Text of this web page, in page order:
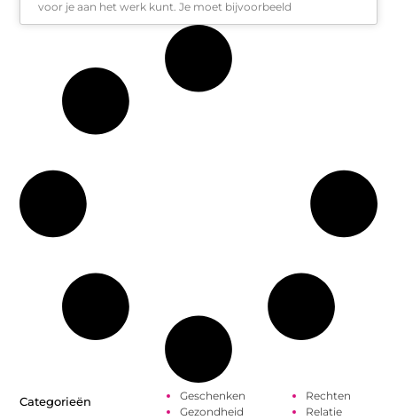
voor je aan het werk kunt. Je moet bijvoorbeeld
Categorieën
Geschenken
Gezondheid
Rechten
Relatie